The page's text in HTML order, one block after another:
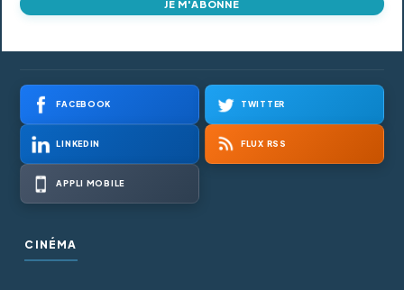
JE M'ABONNE
FACEBOOK TWITTER
LINKEDIN FLUX RSS
APPLI MOBILE
CINÉMA